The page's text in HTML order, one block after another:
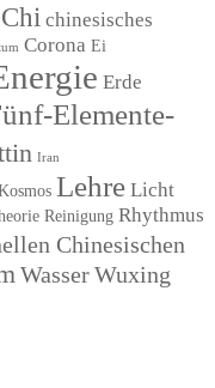
Chi chinesisches
Corona Ei
Erde
Elemente-
Iran
Lehre Licht
Reinigung Rhythmus
Chinesischen
WasserWuxing